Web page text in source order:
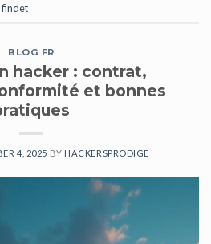
findet
BLOG FR
hacker : contrat,
et bonnes
4, 2025 BY HACKERSPRODIGE